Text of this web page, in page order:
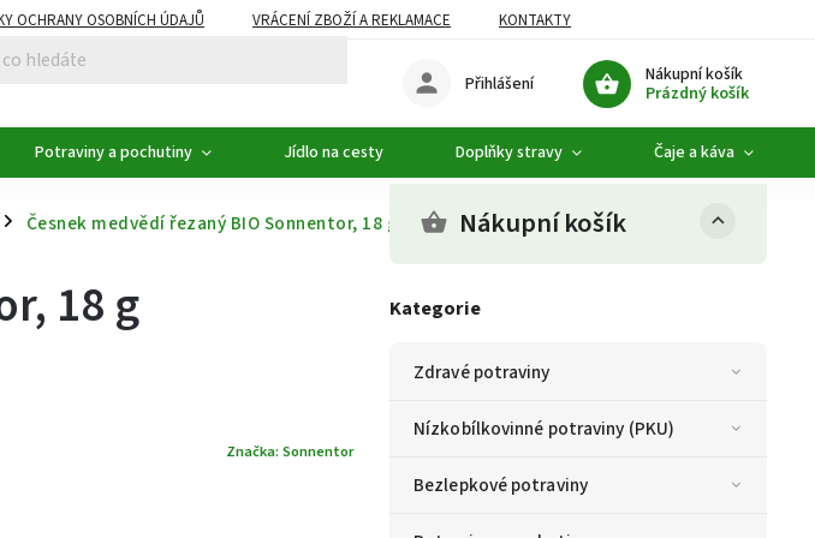
OCHRANY OSOBNÍCH ÚDAJŮ VRÁCENÍ ZBOŽÍ A REKLAMACE
KONTAKTY
AKCE, SLEVY
Nákupní košík
Prázdný košík
Přihlášení
Potraviny a pochutiny Jídlo na cesty Doplňky stravy Čaje a káva
/ Česnek medvědí řezaný BIO Sonnentor, 18 g Nákupní košík
Kategorie
Zdravé potraviny
Nízkobílkovinné potraviny (PKU)
Bezlepkové potraviny
18 g
Značka: Sonnentor